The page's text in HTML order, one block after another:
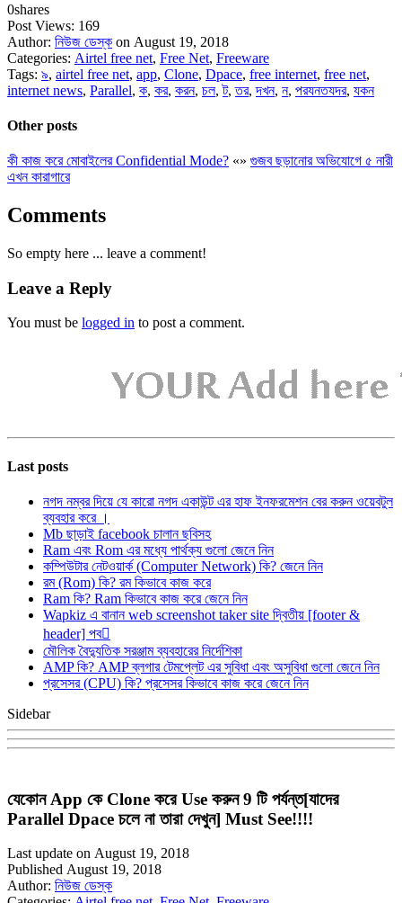
0shares
Post Views: 169
Author: নিউজ ডেস্ক on August 19, 2018
Categories: Airtel free net, Free Net, Freeware
Tags: ৯, airtel free net, app, Clone, Dpace, free internet, free net,
internet news, Parallel, ক, কর, করন, চল,ট,তর,দখন, ন, পরযনতযদর, যকন
Other posts
কী কাজ করে মোবাইলের Confidential Mode? «» গুজব ছড়ানোর অভিযোগে ৫ নারী
এখন কারাগারে
Comments
So empty here ... leave a comment!
Leave a Reply
You must be logged in to post a comment.
Last posts
নগদ নম্বর দিয়ে যে কারো নগদ একাউন্ট এর হাফ ইনফরমেশন বের করুন ওয়েবটুল
ব্যবহার করে ।
Mb ছাড়াই facebook চালান ছবিসহ
Ram এবং Rom এর মধ্যে পার্থক্য গুলো জেনে নিন
কম্পিউটার নেটওয়ার্ক (Computer Network) কি? জেনে নিন
রম (Rom) কি? রম কিভাবে কাজ করে
Ram কি? Ram কিভাবে কাজ করে জেনে নিন
Wapkiz এ বানান web screenshot taker site দ্বিতীয় [footer &
header] পব
মৌলিক বৈদ্যুতিক সরঞ্জাম ব্যবহারের নির্দেশিকা
AMP কি? AMP ব্লগার টেমপ্লেট এর সুবিধা এবং অসুবিধা গুলো জেনে নিন
প্রসেসর (CPU) কি? প্রসেসর কিভাবে কাজ করে জেনে নিন
Sidebar
যেকোন App কে Clone করে Use করুন 9 টি পর্যন্ত[যাদের
Parallel Dpace চলে না তারা দেখুন] Must See!!!!
Last update on August 19, 2018
Published August 19, 2018
Author: নিউজ ডেস্ক